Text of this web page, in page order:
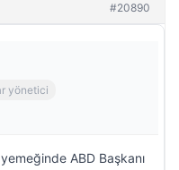
#20890
yönetici
ABD Başkanı